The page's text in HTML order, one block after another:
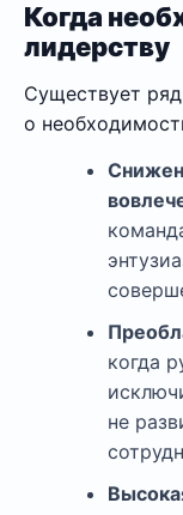
Когда
лидерству
Существует
о
когда
не